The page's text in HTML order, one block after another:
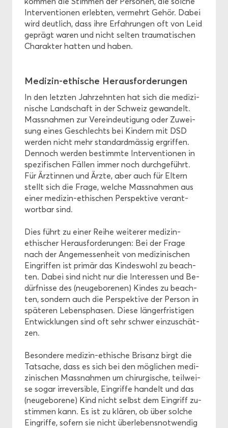
In­ter­ven­tio­nen er­leb­ten, ver­mehrt Gehör. Dabei
wird deut­lich, dass ihre Er­fah­run­gen oft von Leid
ge­prägt waren und nicht sel­ten trau­ma­ti­schen
Cha­rak­ter hat­ten und haben.
Medizin-​ethische Her­aus­for­de­run­gen
In den letz­ten Jahr­zehn­ten hat sich die me­di­zi­
ni­sche Land­schaft in der Schweiz ge­wan­delt.
Mass­nah­men zur Ver­ein­deu­ti­gung oder Zu­wei­
sung eines Ge­schlechts bei Kin­dern mit DSD
wer­den nicht mehr stan­dard­mäs­sig er­grif­fen.
Den­noch wer­den be­stimm­te In­ter­ven­tio­nen in
spe­zi­fi­schen Fäl­len immer noch durch­ge­führt.
Für Ärz­tin­nen und Ärzte, aber auch für El­tern
stellt sich die Frage, wel­che Mass­nah­men aus
einer medizin-​ethischen Per­spek­ti­ve ver­ant­
wort­bar sind.
Dies führt zu einer Reihe wei­te­rer medizin-​
ethischer Her­aus­for­de­run­gen: Bei der Frage
nach der An­ge­mes­sen­heit von me­di­zi­ni­schen
Ein­grif­fen ist pri­mär das Kin­des­wohl zu be­ach­
ten. Dabei sind nicht nur die In­ter­es­sen und Be­
dürf­nis­se des (neu­ge­bo­re­nen) Kin­des zu be­ach­
ten, son­dern auch die Per­spek­ti­ve der Per­son in
spä­te­ren Le­bens­pha­sen. Diese län­ger­fris­ti­gen
Ent­wick­lun­gen sind oft sehr schwer ein­zu­schät­
zen.
Be­son­de­re medizin-​ethische Bri­sanz birgt die
Tat­sa­che, dass es sich bei den mög­li­chen me­di­
zi­ni­schen Mass­nah­men um chir­ur­gi­sche, teil­wei­
se sogar ir­rever­si­ble, Ein­grif­fe han­delt und das
(neu­ge­bo­re­ne) Kind nicht selbst dem Ein­griff zu­
stim­men kann. Es ist zu klä­ren, ob über sol­che
Ein­grif­fe, so­fern sie nicht über­le­bens­not­wen­dig